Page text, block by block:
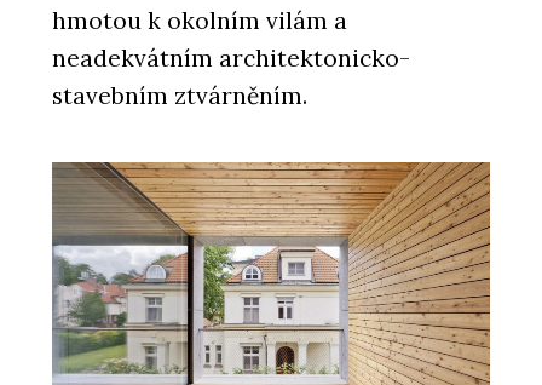
hmotou k okolním vilám a
neadekvátním architektonicko-
stavebním ztvárněním.